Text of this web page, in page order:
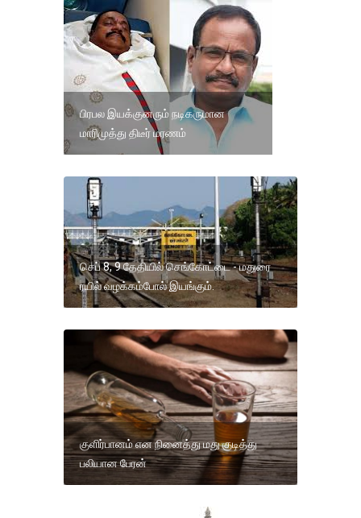
பிரபல இயக்குனரும் நடிகருமான
மாரிமுத்து திடீர் மரணம்
செப் 8, 9 தேதியில் செங்கோட்டை - மதுரை
ரயில் வழக்கம்போல் இயங்கும்.
குளிர்பானம் என நினைத்து மது குடித்து
பலியான பேரன்